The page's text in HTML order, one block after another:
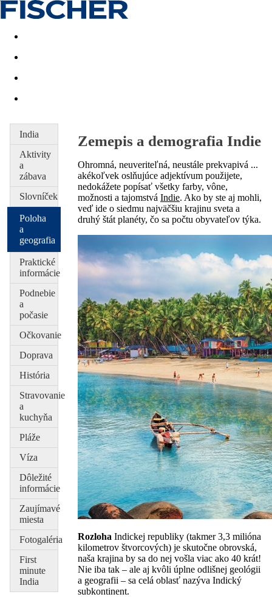
Last minute Dovolenkové kluby
India
Aktivity
a
zábava
Slovníček
Poloha
a
geografia
Praktické
informácie
Podnebie
a
počasie
Očkovanie
Doprava
História
Stravovanie
a
kuchyňa
Pláže
Víza
Dôležité
informácie
Zaujímavé
miesta
Fotogaléria
First
minute
India
Zemepis a demografia Indie
Ohromná, neuveriteľná, neustále prekvapivá ...
akékoľvek oslňujúce adjektívum použijete,
nedokážete popísať všetky farby, vône,
možnosti a tajomstvá Indie. Ako by ste aj mohli,
veď ide o siedmu najväčšiu krajinu sveta a
druhý štát planéty, čo sa počtu obyvateľov týka.
Rozloha Indickej republiky (takmer 3,3 milióna
kilometrov štvorcových) je skutočne obrovská,
naša krajina by sa do nej vošla viac ako 40 krát!
Nie iba tak – ale aj kvôli úplne odlišnej geológii
a geografii – sa celá oblasť nazýva Indický
subkontinent.